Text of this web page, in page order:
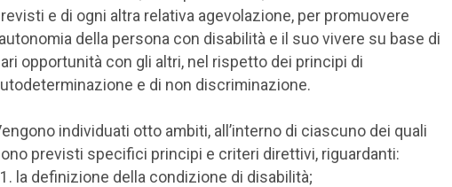
e di ogni altra relativa agevolazione, per promuovere
della persona con disabilità e il suo vivere su base di
opportunità con gli altri, nel rispetto dei principi di
e di non discriminazione.
individuati otto ambiti, all’interno di ciascuno dei quali
previsti specifici principi e criteri direttivi, riguardanti:
la definizione della condizione di disabilità;